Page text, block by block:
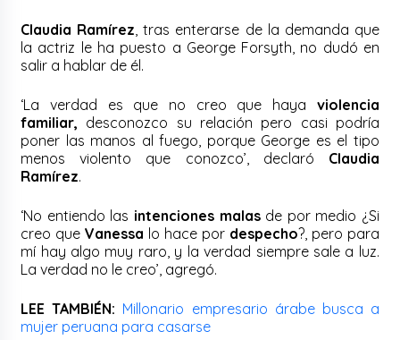
Claudia Ramírez , tras enterarse de la demanda que
la actriz le ha puesto a George Forsyth, no dudó en
salir a hablar de él.
‘La verdad es que no creo que haya violencia
familiar, desconozco su relación pero casi podría
poner las manos al fuego, porque George es el tipo
menos violento que conozco’, declaró Claudia
Ramírez.
‘No entiendo las intenciones malasde por medio ¿Si
creo queVanessa lo hace por despecho?, pero para
mí hay algo muy raro, y la verdad siempre sale a luz.
La verdad no le creo’, agregó.
LEE TAMBIÉN: Millonario empresario árabe busca a
mujer peruana para casarse